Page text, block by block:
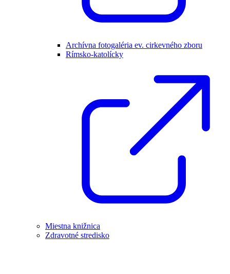
Archívna fotogaléria ev. cirkevného zboru
Rímsko-katolícky
Miestna knižnica
Zdravotné stredisko